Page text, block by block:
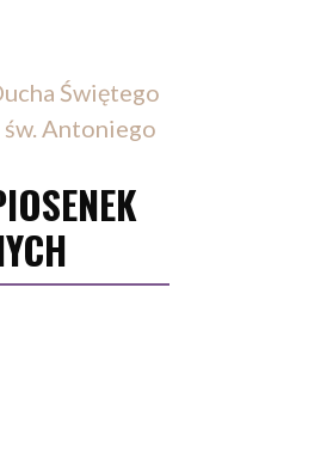
Świętego
Antoniego